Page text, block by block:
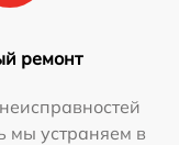
ремонт
мы устраняем в